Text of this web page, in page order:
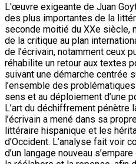
L'œuvre exigeante de Juan
des plus importantes de la
seconde moitié du XXe siècle,
de la critique au plan
de l’écrivain, notamment ceux
réhabilite un retour aux textes
suivant une démarche centrée
l’ensemble des
sens et au déploiement d’une
L’art du déchiffrement pénètre
l’écrivain a mené dans sa
littéraire hispanique et les
d’Occident. L’analyse fait voir
d’un langage nouveau